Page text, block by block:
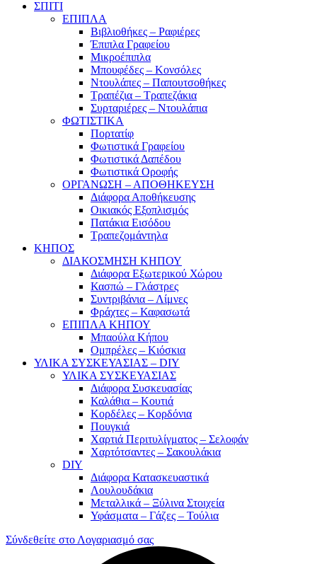
ΣΠΙΤΙ
ΕΠΙΠΛΑ
Βιβλιοθήκες – Ραφιέρες
Έπιπλα Γραφείου
Μικροέπιπλα
Μπουφέδες – Κονσόλες
Ντουλάπες – Παπουτσοθήκες
Τραπέζια – Τραπεζάκια
Συρταριέρες – Ντουλάπια
ΦΩΤΙΣΤΙΚΑ
Πορτατίφ
Φωτιστικά Γραφείου
Φωτιστικά Δαπέδου
Φωτιστικά Οροφής
ΟΡΓΑΝΩΣΗ – ΑΠΟΘΗΚΕΥΣΗ
Διάφορα Αποθήκευσης
Οικιακός Εξοπλισμός
Πατάκια Εισόδου
Τραπεζομάντηλα
ΚΗΠΟΣ
ΔΙΑΚΟΣΜΗΣΗ ΚΗΠΟΥ
Διάφορα Εξωτερικού Χώρου
Κασπώ – Γλάστρες
Συντριβάνια – Λίμνες
Φράχτες – Καφασωτά
ΕΠΙΠΛΑ ΚΗΠΟΥ
Μπαούλα Κήπου
Ομπρέλες – Κιόσκια
ΥΛΙΚΑ ΣΥΣΚΕΥΑΣΙΑΣ – DIY
ΥΛΙΚΑ ΣΥΣΚΕΥΑΣΙΑΣ
Διάφορα Συσκευασίας
Καλάθια – Κουτιά
Κορδέλες – Κορδόνια
Πουγκιά
Χαρτιά Περιτυλίγματος – Σελοφάν
Χαρτότσαντες – Σακουλάκια
DIY
Διάφορα Κατασκευαστικά
Λουλουδάκια
Μεταλλικά – Ξύλινα Στοιχεία
Υφάσματα – Γάζες – Τούλια
Σύνδεθείτε στο Λογαριασμό σας